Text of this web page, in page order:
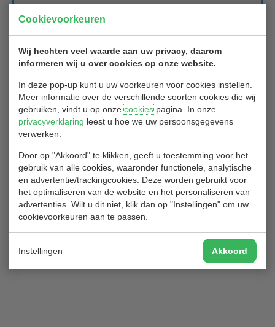
Cookievoorkeuren
Wij hechten veel waarde aan uw privacy, daarom
informeren wij u over cookies op onze website.
In deze pop-up kunt u uw voorkeuren voor cookies instellen.
Meer informatie over de verschillende soorten cookies die wij
gebruiken, vindt u op onzecookiespagina. In onze
privacyverklaring leest u hoe we uw persoonsgegevens
verwerken.
Door op "Akkoord" te klikken, geeft u toestemming voor het
gebruik van alle cookies, waaronder functionele, analytische
en advertentie/trackingcookies. Deze worden gebruikt voor
het optimaliseren van de website en het personaliseren van
advertenties. Wilt u dit niet, klik dan op "Instellingen" om uw
cookievoorkeuren aan te passen.
Instellingen Akkoord
27/07/2026
Foto van de maand juli 2026
Lees verder
1 2 3 … 47 Volgende
Haringwedstrijd 2022: verslag
20/06/2022
Input Jannie